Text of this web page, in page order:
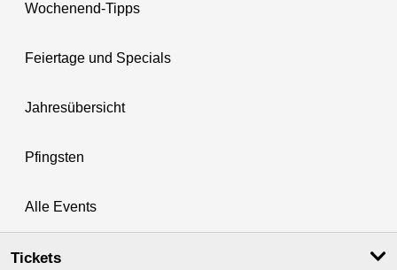
Wochenend-Tipps
Feiertage und Specials
Jahresübersicht
Pfingsten
Alle Events
Tickets